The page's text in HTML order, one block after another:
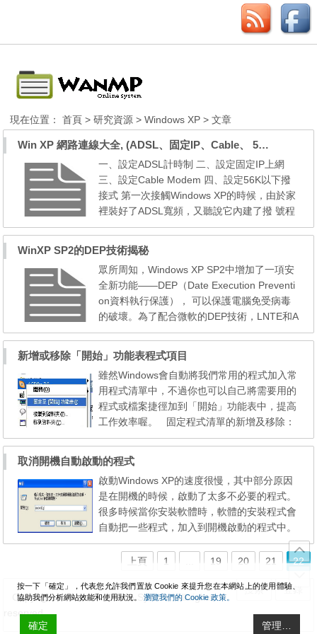
現在位置：首頁 >研究資源 >Windows XP > 文章
Win XP 網路連線大全, (ADSL、固定IP、Cable、 56KModem)
一、設定ADSL計時制 二、設定固定IP上網
三、設定Cable Modem 四、設定56K以下撥
接式 第一次接觸Windows XP的時候，由於家
裡裝好了ADSL寬頻，又聽說它內建了撥 號程
式，升級前已是躍躍欲試。安裝之下果真不負
了。但是，前陣子大伙開始回饋Windows XP
的安裝心得，發現竟 然有不少人沒辦法順利
上網，有的還因此放棄升級，白白花在移除、
重新安裝的 時間更是不在話下...
WinXP SP2的DEP技術揭秘
眾所周知，Windows XP SP2中增加了一項安
全新功能——DEP（Date Execution Preventi
on資料執行保護）， 可以保護電腦免受病毒
的破壞。為了配合微軟的DEP技術，LNTE和A
MD都開發了相應的防病毒CPU DEP的防病毒
P2的DEP功能即可防範病毒破壞，這是因為D
EP能夠對各種程式進行監視 ，阻止病毒在受
保護的記憶體位置運行有害代碼。DEP通過處
理器的NX(No eXecute)功能，查找記...
新增或移除「開始」功能表程式項目
雖然Windows會自動將我們常用的程式加入常
用程式清單中，不過你也可以自己將需要用的
程式或檔案捷徑加到「開始」功能表中，提高
工作效率喔。 固定程式清單的新增及移除：
STEP1：經常會使用到的程式，我們可以手動
示上按右鈕，執行「固定至開始功能表」動作
即可。 NOTE：不僅是開始功能表，在任何一
個資料夾視窗中或是桌面上的程式、檔案，皆
可...
取消開機自動啟動的程式
啟動Windows XP的速度很慢，其中部分原因
是在開機的時候，啟動了太多不必要的程式。
很多時候當你安裝軟體時，軟體的安裝程式會
自動把一些程式，加入到開機啟動的程式中。
其實Windows XP作業系統並沒有取消這項功
能，而是沒有像Windows 98/ME作業系統一
樣為它建立執行捷徑，所以，如果你想要在Wi
ndows XP作某系統...
上頁 1 19 20 21 22
搜索 登錄
Copyright © WanMP Online System. All rights
reserved.
按一下「確定」，代表您允許我們置放 Cookie 來提升您在本網站上的使用體驗、
協助我們分析網站效能和使用狀況。 瀏覽我們的 Cookie 政策。
確定 管理…